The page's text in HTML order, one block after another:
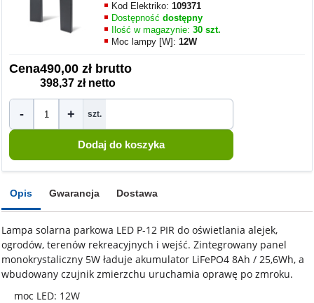
Kod Elektriko:109371
Dostępnośćdostępny
Ilość w magazynie:30 szt.
Moc lampy [W]:12W
Cena490,00 zł brutto
398,37 zł netto
- + szt.
Opis Gwarancja Dostawa
Lampa solarna parkowa LED P-12 PIR do oświetlania alejek,
ogrodów, terenów rekreacyjnych i wejść. Zintegrowany panel
monokrystaliczny 5W ładuje akumulator LiFePO4 8Ah / 25,6Wh, a
wbudowany czujnik zmierzchu uruchamia oprawę po zmroku.
moc LED: 12W